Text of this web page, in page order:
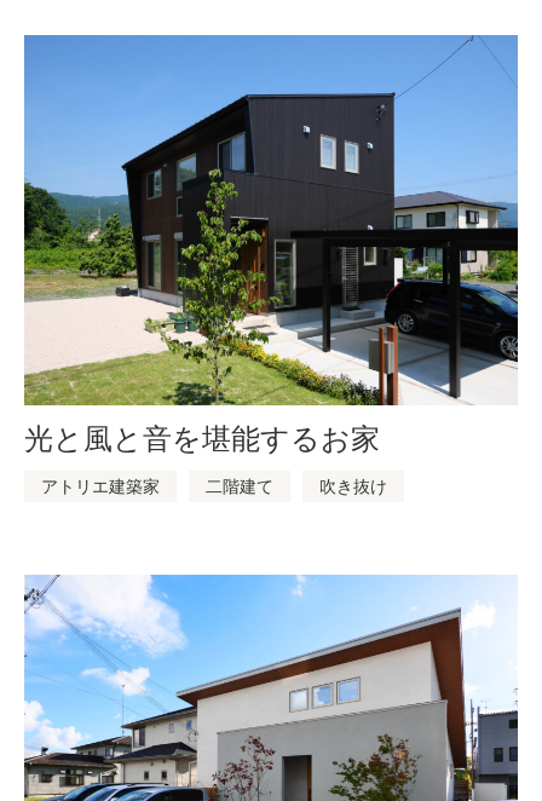
光と風と音を堪能するお家
アトリエ建築家 二階建て 吹き抜け